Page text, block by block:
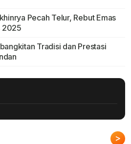
Pecah Telur, Rebut Emas
2025
Tradisi dan Prestasi
>